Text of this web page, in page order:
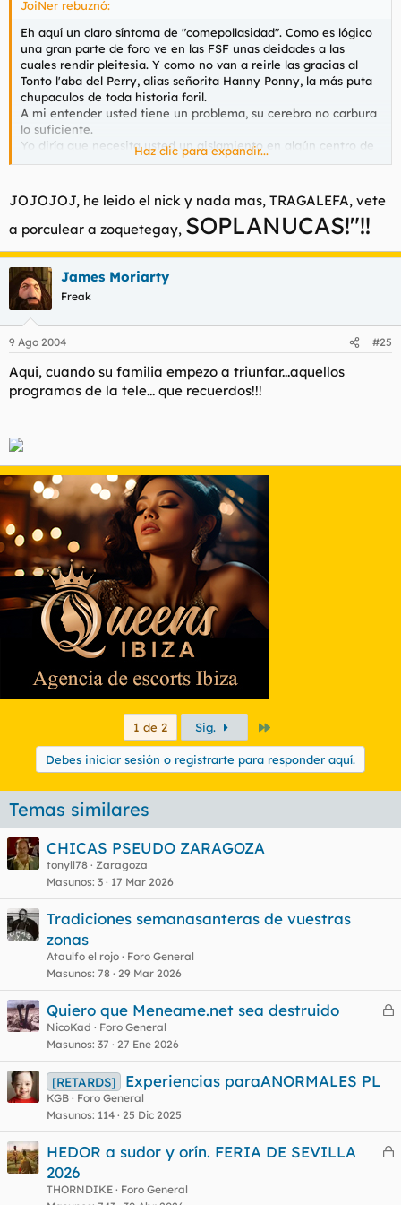
JoiNer rebuznó:
Eh aquí un claro síntoma de "comepollasidad". Como es lógico
una gran parte de foro ve en las FSF unas deidades a las
cuales rendir pleitesia. Y como no van a reirle las gracias al
Tonto l'aba del Perry, alias señorita Hanny Ponny, la más puta
chupaculos de toda historia foril.
A mi entender usted tiene un problema, su cerebro no carbura
lo suficiente.
Yo diría que necesita usted un aislamiento en algún centro de
insercción de defientes o en su defecto esquizofrenicos. Le
Haz clic para expandir...
JOJOJOJ, he leido el nick y nada mas, TRAGALEFA, vete
a porculear a zoquetegay, SOPLANUCAS!"!!
James Moriarty
Freak
9 Ago 2004 #25
Aqui, cuando su familia empezo a triunfar...aquellos
programas de la tele... que recuerdos!!!
1 de 2 Sig.
Debes iniciar sesión o registrarte para responder aquí.
Temas similares
CHICAS PSEUDO ZARAGOZA
tonyll78 Zaragoza
Masunos 3 17 Mar 2026
Tradiciones semanasanteras de vuestras
zonas
Ataulfo el rojo
Foro General
Masunos 78 29 Mar 2026
C
r
Quiero que Meneame.net sea destruido
NicoKad
Foro General
Masunos 37 27 Ene 2026
[RETARDS] Experiencias paraANORMALES PL
KGB
Foro General
Masunos 114 25 Dic 2025
C
HEDOR a sudor y orín. FERIA DE SEVILLA
2026
THORNDIKE
Foro General